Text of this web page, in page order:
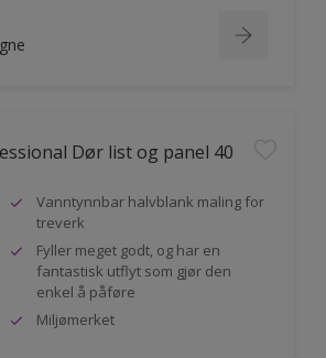
Dør list og panel 40
Vanntynnbar halvblank maling for
treverk
Fyller meget godt, og har en
fantastisk utflyt som gjør den
enkel å påføre
Miljømerket